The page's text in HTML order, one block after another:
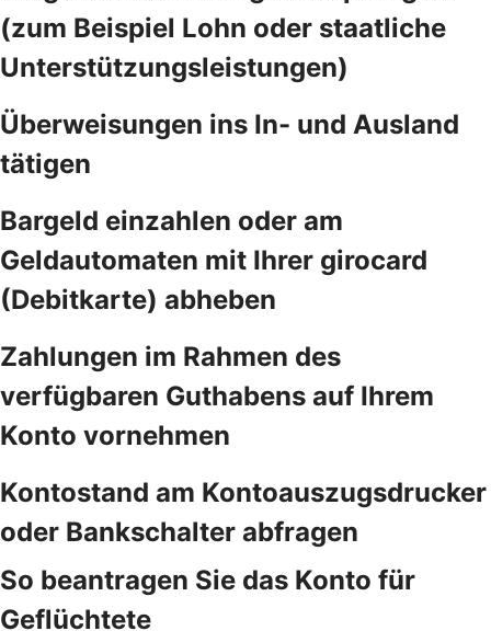
(zum Beispiel Lohn oder staatliche
Unterstützungsleistungen)
Überweisungen ins In- und Ausland
tätigen
Bargeld einzahlen oder am
Geldautomaten mit Ihrer girocard
(Debitkarte) abheben
Zahlungen im Rahmen des
verfügbaren Guthabens auf Ihrem
Konto vornehmen
Kontostand am Kontoauszugsdrucker
oder Bankschalter abfragen
So beantragen Sie das Konto für
Geflüchtete